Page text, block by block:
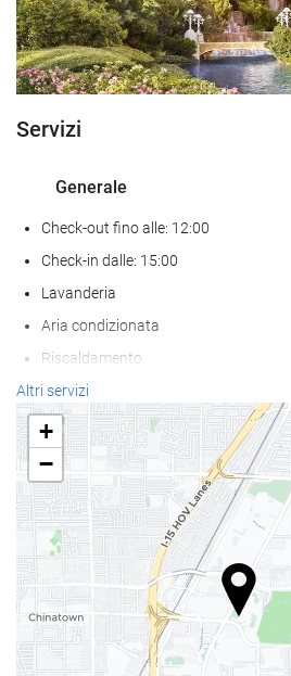
Servizi
Generale
Check-out fino alle: 12:00
Check-in dalle: 15:00
Lavanderia
Aria condizionata
Riscaldamento
Ascensore
struttura per soli adulti
Accesso persone con mobilità ridotta
Abitazioni per non fumatori
Zona fumatori
Non sono ammessi animali
Benessere
bar a bordo piscina
Altri servizi
+
−